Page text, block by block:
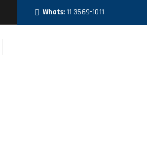
Whats: 11 3569-1011